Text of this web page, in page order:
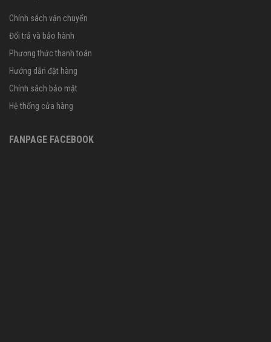
Chính sách vận chuyển
Đổi trả và bảo hành
Phương thức thanh toán
Hướng dẫn đặt hàng
Chính sách bảo mật
Hệ thống cửa hàng
FANPAGE FACEBOOK